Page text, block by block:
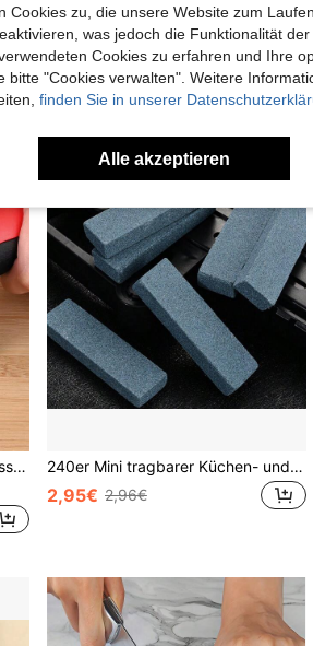
1 Stück 4-in-1 Küchenmesser und Scherenschärfer, Messerschärfer, Küchenmesserschärfwerkzeug, Outdoor Camping Küchenschärfer mit Griff, Schleifstein, Küchenhelfer - Einfach grobes bis mittleres Schleifen für scharfe Klingen erreichen
Doppelseitiger Wetzstein Messerschärfer, Küchenutensilie
13 übrig
14,48€
zu schärfen
240er Mini tragbarer Küchen- und Outdoor-Taschenwetzstein, 1 Stück
2,95€ 2,96€
Cookies zu, die unsere Website zum
was jedoch die Funktionalität
Cookies zu erfahren und Ihre
bitte "Cookies verwalten". Weitere
finden Sie in unserer
Alle akzeptieren